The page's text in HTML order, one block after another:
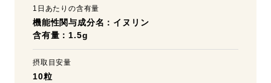
1日あたりの含有量
機能性関与成分名：イヌリン
含有量：1.5g
摂取目安量
10粒